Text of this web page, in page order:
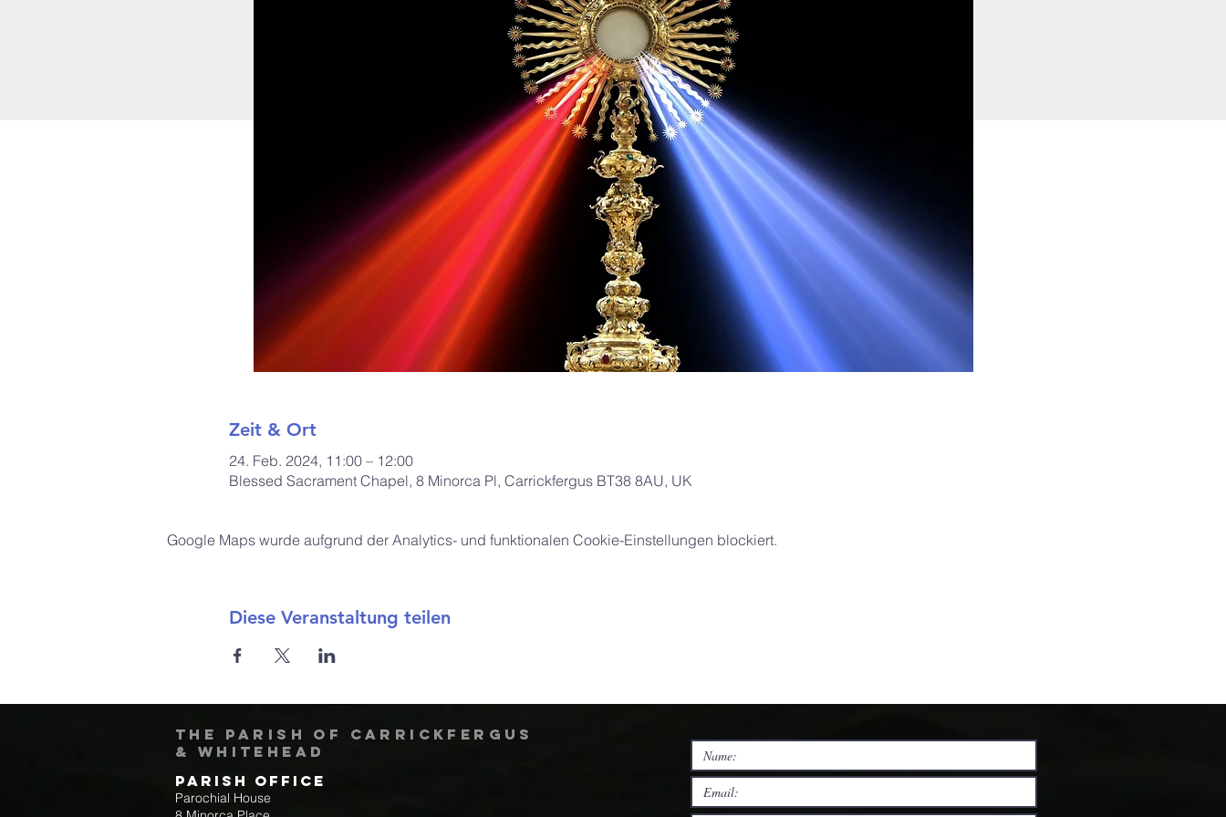
Zeit & Ort
24. Feb. 2024, 11:00 – 12:00
Blessed Sacrament Chapel, 8 Minorca Pl, Carrickfergus BT38 8AU, UK
Google Maps wurde aufgrund der Analytics- und funktionalen Cookie-Einstellungen blockiert.
Diese Veranstaltung teilen
The Parish of Carrickfergus
& Whitehead
Parish Office
Parochial House